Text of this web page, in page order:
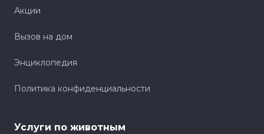
Акции
Вызов на дом
Энциклопедия
Политика конфиденциальности
Услуги по животным